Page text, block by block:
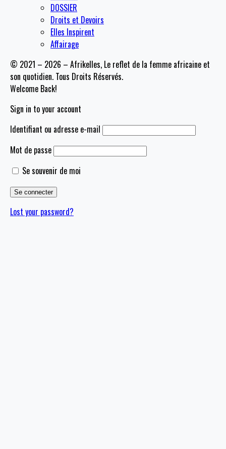
DOSSIER
Droits et Devoirs
Elles Inspirent
Affairage
© 2021 – 2026 – Afrikelles, Le reflet de la femme africaine et
son quotidien. Tous Droits Réservés.
Welcome Back!
Sign in to your account
Identifiant ou adresse e-mail
Mot de passe
Se souvenir de moi
Lost your password?